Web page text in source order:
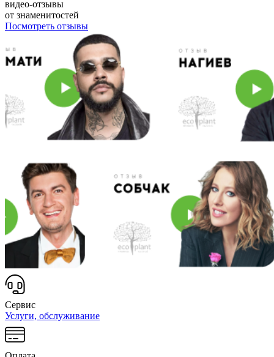
видео-отзывы
от знаменитостей
Посмотреть отзывы
Сервис
Услуги, обслуживание